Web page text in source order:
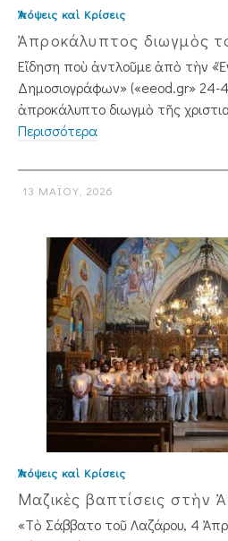
Ἀπόψεις καὶ Κρίσεις
Ἀπροκάλυπτος διωγμὸς
Εἴδηση ποὺ ἀντλοῦμε ἀπὸ τὴν
Δημοσιογράφων» («eeod.gr» 24-
ἀπροκάλυπτο διωγμὸ τῆς
Περισσότερα
13 ΜΑΪ́ΟΥ, 2026
Ἀπόψεις καὶ Κρίσεις
Μαζικὲς βαπτίσεις στὴν
«Τὸ Σάββατο τοῦ Λαζάρου, 4